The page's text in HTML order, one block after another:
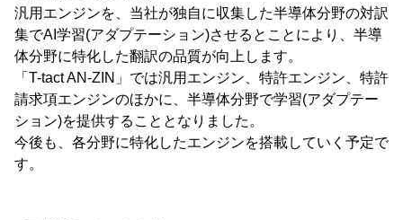
汎用エンジンを、当社が独自に収集した半導体分野の対訳
集でAI学習(アダプテーション)させるとことにより、半導
体分野に特化した翻訳の品質が向上します。
「T-tact AN-ZIN」では汎用エンジン、特許エンジン、特許
請求項エンジンのほかに、半導体分野で学習(アダプテー
ション)を提供することとなりました。
今後も、各分野に特化したエンジンを搭載していく予定で
す。